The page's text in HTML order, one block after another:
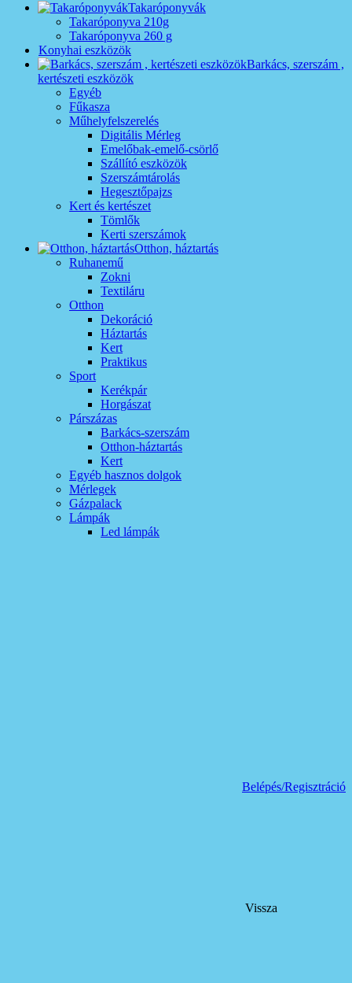
Takaróponyvák
Takaróponyva 210g
Takaróponyva 260 g
Konyhai eszközök
Barkács, szerszám ,
kertészeti eszközök
Egyéb
Fűkasza
Műhelyfelszerelés
Digitális Mérleg
Emelőbak-emelő-csörlő
Szállító eszközök
Szerszámtárolás
Hegesztőpajzs
Kert és kertészet
Tömlők
Kerti szerszámok
Otthon, háztartás
Ruhanemű
Zokni
Textiláru
Otthon
Dekoráció
Háztartás
Kert
Praktikus
Sport
Kerékpár
Horgászat
Párszázas
Barkács-szerszám
Otthon-háztartás
Kert
Egyéb hasznos dolgok
Mérlegek
Gázpalack
Lámpák
Led lámpák
Belépés/Regisztráció
Vissza